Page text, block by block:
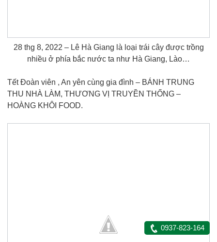
28 thg 8, 2022 – Lê Hà Giang là loại trái cây được trồng
nhiều ở phía bắc nước ta như Hà Giang, Lào…
Tết Đoàn viên , An yên cùng gia đình – BÁNH TRUNG
THU NHÀ LÀM, THƯƠNG VỊ TRUYỀN THỐNG –
HOÀNG KHÔI FOOD.
0937-823-164